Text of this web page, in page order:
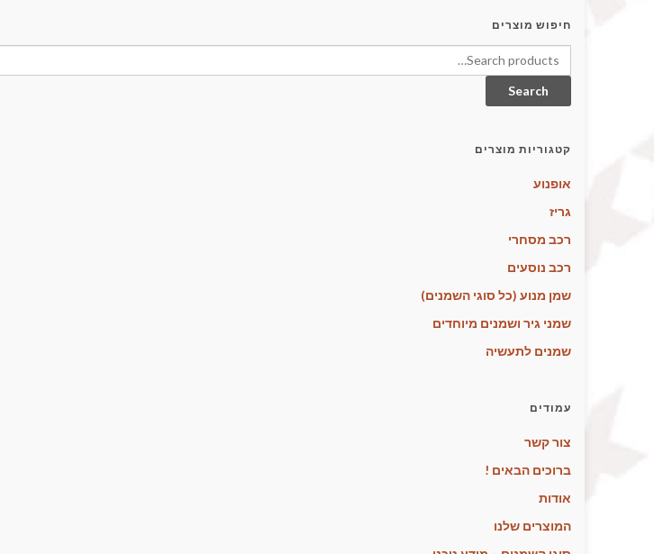
חיפוש מוצרים
Search
קטגוריות מוצרים
אופנוע
גריז
רכב מסחרי
רכב נוסעים
שמן מנוע (כל סוגי השמנים)
שמני גיר ושמנים מיוחדים
שמנים לתעשיה
עמודים
צור קשר
ברוכים הבאים !
אודות
המוצרים שלנו